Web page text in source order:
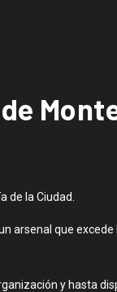
de la Ciudad.
arsenal que
y hasta